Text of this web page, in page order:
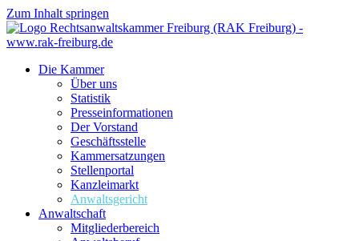
Zum Inhalt springen
Die Kammer
Über uns
Statistik
Presseinformationen
Der Vorstand
Geschäftsstelle
Kammersatzungen
Stellenportal
Kanzleimarkt
Anwaltsgericht
Anwaltschaft
Mitgliederbereich